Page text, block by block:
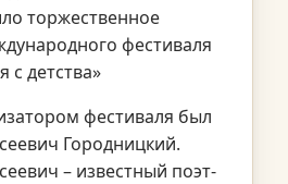
торжественное
фестиваля
с детства»
фестиваля был
Городницкий.
– известный поэт-